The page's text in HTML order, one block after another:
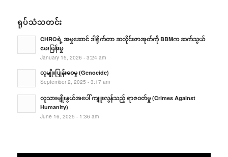
ရုပ်သံသတင်း
CHROရဲ့ အမှုဆောင် ဒါရိုက်တာ ဆလိုင်းဇာအုတ်ကို BBMက ဆက်သွယ်
မေးမြန်းမှု
January 15, 2026 - 3:24 am
လူမျိုးပြုန်းစေမှု (Genocide)
September 2, 2025 - 3:17 am
လူသားမျိုးနွယ်အပေါ် ကျူးလွန်သည့် ရာဇဝတ်မှု (Crimes Against
Humanity)
June 16, 2025 - 1:36 am